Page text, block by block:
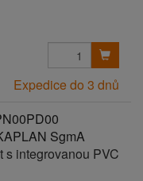
Expedice do 3 dnů
SgmA
s integrovanou PVC